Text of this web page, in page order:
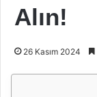
Alın!
26 Kasım 2024